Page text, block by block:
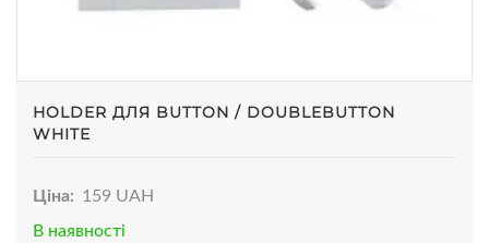
HOLDER ДЛЯ BUTTON / DOUBLEBUTTON
WHITE
Ціна: 159 UAH
В наявності